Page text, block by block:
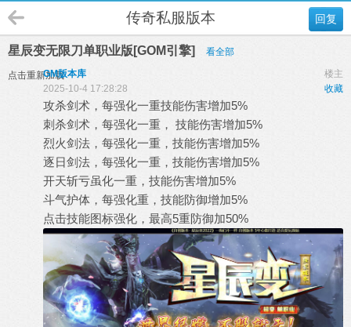
回复
传奇私服版本
星辰变无限刀单职业版[GOM引擎] 看全部
点击重新加载 楼主
GM版本库
收藏
2025-10-4 17:28:28
攻杀剑术，每强化一重技能伤害增加5%
刺杀剑术，每强化一重， 技能伤害增加5%
烈火剑法，每强化一重，技能伤害增加5%
逐日剑法，每强化一重，技能伤害增加5%
开天斩亏虽化一重，技能伤害增加5%
斗气护体，每强化重，技能防御增加5%
点击技能图标强化，最高5重防御加50%